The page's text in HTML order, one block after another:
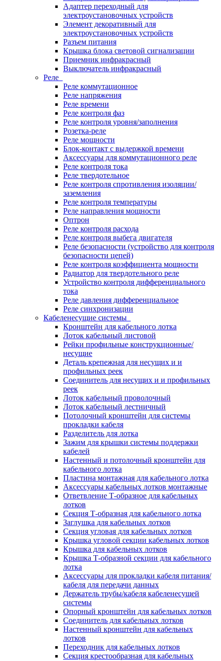
Адаптер переходный для
электроустановочных устройств
Элемент декоративный для
электроустановочных устройств
Разъем питания
Крышка блока световой сигнализации
Приемник инфракрасный
Выключатель инфракрасный
Реле
Реле коммутационное
Реле напряжения
Реле времени
Реле контроля фаз
Реле контроля уровня/заполнения
Розетка-реле
Реле мощности
Блок-контакт с выдержкой времени
Аксессуары для коммутационного реле
Реле контроля тока
Реле твердотельное
Реле контроля спротивления изоляции/
заземления
Реле контроля температуры
Реле направления мощности
Оптрон
Реле контроля расхода
Реле контроля выбега двигателя
Реле безопасности (устройство для контроля
безопасности цепей)
Реле контроля коэффициента мощности
Радиатор для твердотельного реле
Устройство контроля дифференциального
тока
Реле давления дифференциальное
Реле синхронизации
Кабеленесущие системы
Кронштейн для кабельного лотка
Лоток кабельный листовой
Рейки профильные конструкционные/
несущие
Деталь крепежная для несущих и и
профильных реек
Соединитель для несущих и и профильных
реек
Лоток кабельный проволочный
Лоток кабельный лестничный
Потолочный кронштейн для системы
прокладки кабеля
Разделитель для лотка
Зажим для крышки системы поддержки
кабелей
Настенный и потолочный кронштейн для
кабельного лотка
Пластина монтажная для кабельного лотка
Аксессуары кабельных лотков монтажные
Ответвление Т-образное для кабельных
лотков
Секция Т-образная для кабельного лотка
Заглушка для кабельных лотков
Секция угловая для кабельных лотков
Крышка угловой секции кабельных лотков
Крышка для кабельных лотков
Крышка Т-образной секции для кабельного
лотка
Аксессуары для прокладки кабеля питания/
кабеля для передачи данных
Держатель трубы/кабеля кабеленесущей
системы
Опорный кронштейн для кабельных лотков
Соединитель для кабельных лотков
Настенный кронштейн для кабельных
лотков
Переходник для кабельных лотков
Секция крестообразная для кабельных